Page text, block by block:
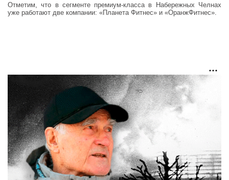
Отметим, что в сегменте премиум-класса в Набережных Челнах
уже работают две компании: «Планета Фитнес» и «ОранжФитнес».